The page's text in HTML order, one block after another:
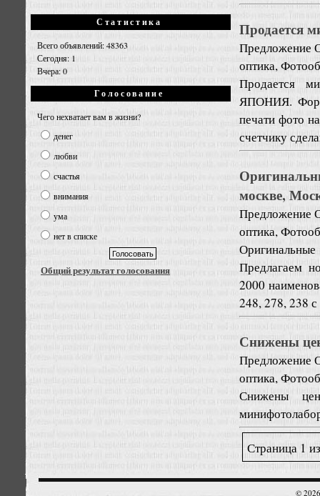
Статистика
Всего объявлений: 48363
Сегодня: 1
Вчера: 0
Голосование
Чего нехватает вам в жизни?
денег
любви
счастья
внимания
ума
нет в списке
Общий результат голосования
Продается
Предложение
оптика,
Продается
ЯПОНИЯ.
печати фото
счетчику
москве,
Предложение
оптика,
Предлагаем
2000
248, 278, 238
Снижены
Предложение
оптика,
Снижены
Страница 1
©